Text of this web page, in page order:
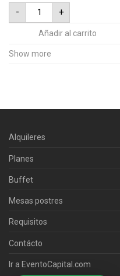
-
Canastilla
para
pan
Paneras
menaje
+
Añadir al carrito
Show more
Alquileres
Planes
Buffet
Mesas postres
Requisitos
Contácto
Ir a EventoCapital.com